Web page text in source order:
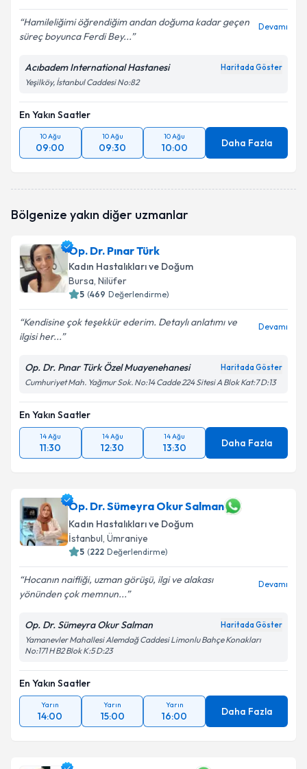
Hamileliğimi öğrendiğim andan doğuma kadar geçen
süreç boyunca Ferdi Bey...
Devamı
Acıbadem International Hastanesi Haritada Göster
Yeşilköy, İstanbul Caddesi No:82
En Yakın Saatler
10 Ağu
09:00
10 Ağu
09:30
10 Ağu
10:00 Daha Fazla
Bölgenize yakın diğer uzmanlar
Op. Dr. Pınar Türk
Kadın Hastalıkları ve Doğum
Bursa, Nilüfer
5 (469 Değerlendirme)
Kendisine çok teşekkür ederim. Detaylı anlatımı ve
ilgisi her...
Devamı
Op. Dr. Pınar Türk Özel Muayenehanesi Haritada Göster
Cumhuriyet Mah. Yağmur Sok. No:14 Cadde 224 Sitesi A Blok Kat:7 D:13
En Yakın Saatler
14 Ağu
11:30
14 Ağu
12:30
14 Ağu
13:30 Daha Fazla
Op. Dr. Sümeyra Okur Salman
Kadın Hastalıkları ve Doğum
İstanbul, Ümraniye
5 (222 Değerlendirme)
Hocanın naifliği, uzman görüşü, ilgi ve alakası
yönünden çok memnun...
Devamı
Op. Dr. Sümeyra Okur Salman Haritada Göster
Yamanevler Mahallesi Alemdağ Caddesi Limonlu Bahçe Konakları
No:171 H B2 Blok K:5 D:23
En Yakın Saatler
Yarın
14:00
Yarın
15:00
Yarın
16:00 Daha Fazla